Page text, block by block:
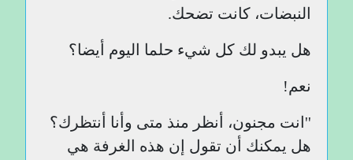
النبضات، كانت تضحك.
هل يبدو لك كل شيء حلما اليوم أيضا؟
نعم!
''انت مجنون، أنظر منذ متى وأنا أنتظرك؟
هل يمكنك أن تقول إن هذه الغرفة هي